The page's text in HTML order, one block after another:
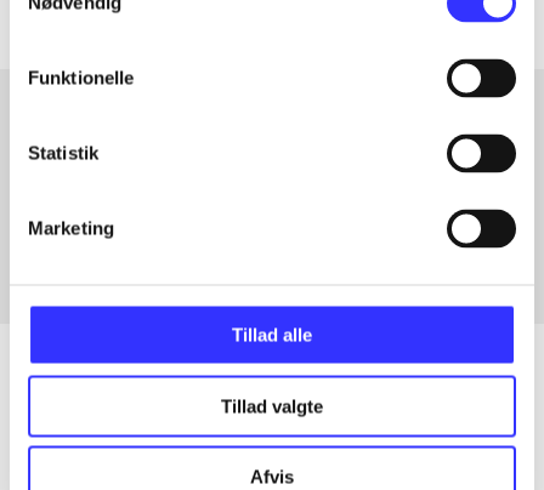
Funktionelle
Statistik
Marketing
Tillad alle
Tillad valgte
Afvis
Artikler med samme emner
Artikler
Alle registrerede artikler fordelt på udgivelser